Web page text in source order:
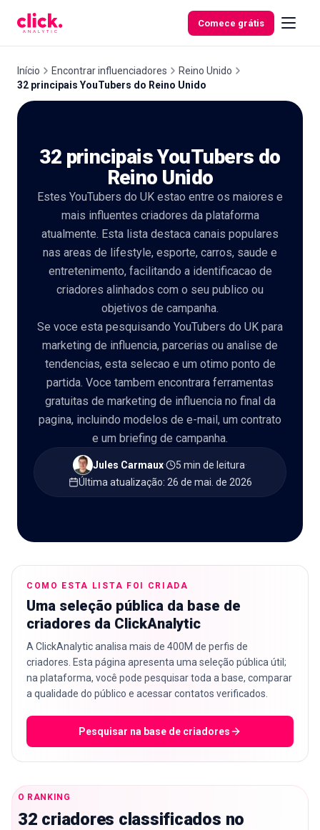
Comece grátis
Ferramentas
gratuitas
🇵🇹PT
Início Encontrar influenciadores
Reino Unido
32 principais YouTubers do Reino Unido
32 principais YouTubers do
Reino Unido
Estes YouTubers do UK estao entre os maiores e
mais influentes criadores da plataforma
atualmente. Esta lista destaca canais populares
nas areas de lifestyle, esporte, carros, saude e
entretenimento, facilitando a identificacao de
criadores alinhados com o seu publico ou
objetivos de campanha.
Se voce esta pesquisando YouTubers do UK para
marketing de influencia, parcerias ou analise de
tendencias, esta selecao e um otimo ponto de
partida. Voce tambem encontrara ferramentas
gratuitas de marketing de influencia no final da
pagina, incluindo modelos de e-mail, um contrato
e um briefing de campanha.
Jules Carmaux· 5 min de leitura·
Última atualização: 26 de mai. de 2026
COMO ESTA LISTA FOI CRIADA
Uma seleção pública da base de
criadores da ClickAnalytic
A ClickAnalytic analisa mais de 400M de perfis de
criadores. Esta página apresenta uma seleção pública útil;
na plataforma, você pode pesquisar toda a base, comparar
a qualidade do público e acessar contatos verificados.
Pesquisar na base de criadores
O RANKING
32 criadores classificados no